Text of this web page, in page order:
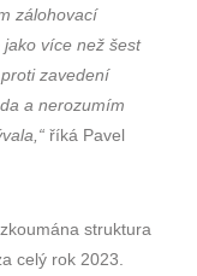
zálohovací
více než šest
zavedení
a nerozumím
říká Pavel
struktura
celý rok 2023.